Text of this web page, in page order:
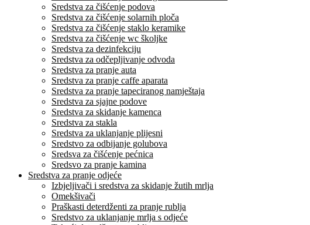
Sredstva za čišćenje podova
Sredstva za čišćenje solarnih ploča
Sredstva za čišćenje staklo keramike
Sredstva za čišćenje wc školjke
Sredstva za dezinfekciju
Sredstva za odčepljivanje odvoda
Sredstva za pranje auta
Sredstva za pranje caffe aparata
Sredstva za pranje tapeciranog namještaja
Sredstva za sjajne podove
Sredstva za skidanje kamenca
Sredstva za stakla
Sredstva za uklanjanje plijesni
Sredstvo za odbijanje golubova
Sredsva za čišćenje pećnica
Sredsvo za pranje kamina
Sredstva za pranje odjeće
Izbjeljivači i sredstva za skidanje žutih mrlja
Omekšivači
Praškasti deterdženti za pranje rublja
Sredstvo za uklanjanje mrlja s odjeće